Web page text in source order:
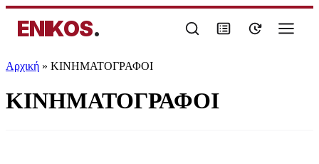
ENIKOS.
Αρχική » ΚΙΝΗΜΑΤΟΓΡΑΦΟΙ
ΚΙΝΗΜΑΤΟΓΡΑΦΟΙ